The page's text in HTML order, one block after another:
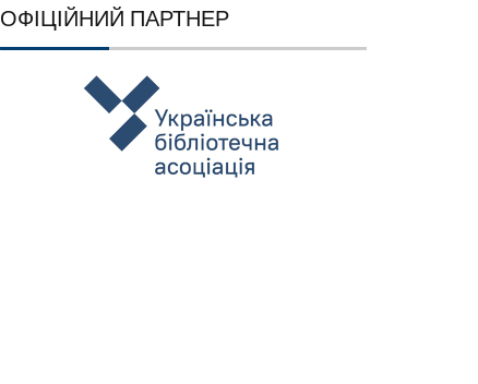
ОФІЦІЙНИЙ ПАРТНЕР